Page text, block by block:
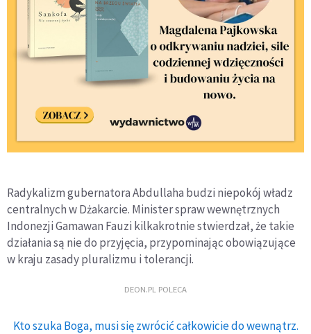
Radykalizm gubernatora Abdullaha budzi niepokój władz
centralnych w Dżakarcie. Minister spraw wewnętrznych
Indonezji Gamawan Fauzi kilkakrotnie stwierdzał, że takie
działania są nie do przyjęcia, przypominając obowiązujące
w kraju zasady pluralizmu i tolerancji.
DEON.PL POLECA
Kto szuka Boga, musi się zwrócić całkowicie do wewnątrz.